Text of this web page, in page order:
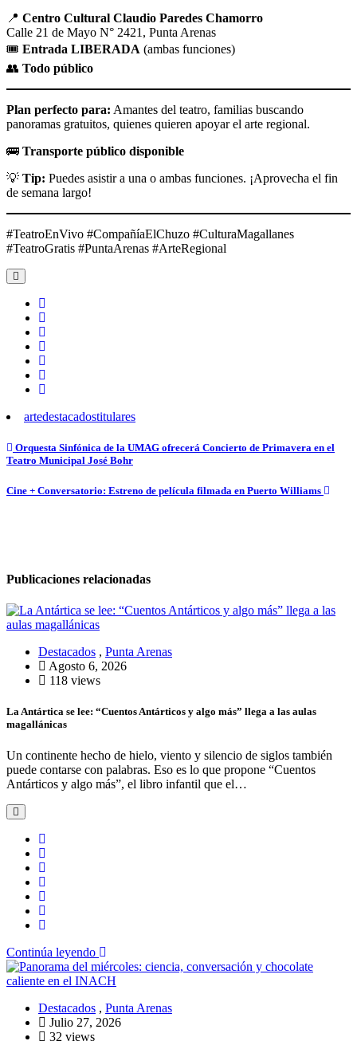
📍 Centro Cultural Claudio Paredes Chamorro
Calle 21 de Mayo N° 2421, Punta Arenas
🎟️ Entrada LIBERADA (ambas funciones)
👥 Todo público
Plan perfecto para: Amantes del teatro, familias buscando
panoramas gratuitos, quienes quieren apoyar el arte regional.
🚌 Transporte público disponible
💡 Tip: Puedes asistir a una o ambas funciones. ¡Aprovecha el fin
de semana largo!
#TeatroEnVivo #CompañíaElChuzo #CulturaMagallanes
#TeatroGratis #PuntaArenas #ArteRegional
artedestacadostitulares
Navegación
de
entradas
Orquesta Sinfónica de la UMAG ofrecerá Concierto de Primavera en el
Teatro Municipal José Bohr
Cine + Conversatorio: Estreno de película filmada en Puerto Williams
Publicaciones relacionadas
Destacados , Punta Arenas
Agosto 6, 2026
118 views
La Antártica se lee: “Cuentos Antárticos y algo más” llega a las aulas
magallánicas
Un continente hecho de hielo, viento y silencio de siglos también
puede contarse con palabras. Eso es lo que propone “Cuentos
Antárticos y algo más”, el libro infantil que el…
Continúa leyendo
Destacados , Punta Arenas
Julio 27, 2026
32 views